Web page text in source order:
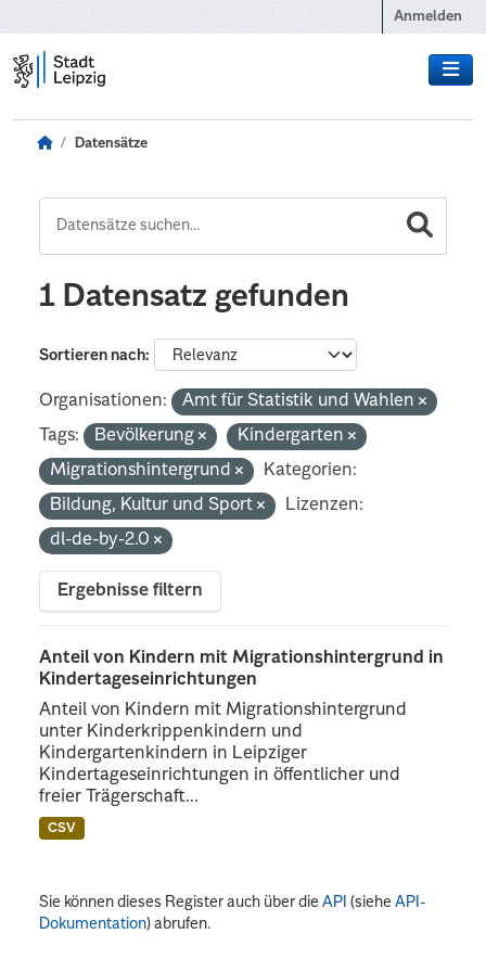
Anmelden
Datensätze
1 Datensatz gefunden
Sortieren nach
Organisationen:
Amt für Statistik und Wahlen
Tags:
Bevölkerung
Kindergarten
Migrationshintergrund
Kategorien:
Bildung, Kultur und Sport
Lizenzen:
dl-de-by-2.0
Ergebnisse filtern
Anteil von Kindern mit Migrationshintergrund in
Kindertageseinrichtungen
Anteil von Kindern mit Migrationshintergrund
unter Kinderkrippenkindern und
Kindergartenkindern in Leipziger
Kindertageseinrichtungen in öffentlicher und
freier Trägerschaft...
CSV
Sie können dieses Register auch über dieAPI (sieheAPI-
Dokumentation) abrufen.